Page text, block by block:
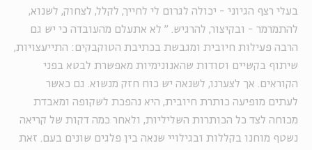
בעלי רצף הגיוני - יכולה לגרום לי לחייך, לקלל, לצחוק, לשנוא,
להתמרמר - ובקיצור, להרגיש.
" לא אתעלם מהעובדה כי יש גם
הרבה פעילות חיובית ומגבשת בכתיבת הטוקבקים: התייעצויות,
שיתוף בקשיים וסודות שהאנונימיות מאפשרת לבטא בפני
הקוראים. אך לצערנו, לשנאה יש כוח חזק מנשוא. גם כאשר
לעתים מופיעה כותרת חיובית, היא נהפכת לשקופה ומאבדת
מכוחה לצד כל הכותרות השליליות, ולאחר כמה דקות של קריאה
נשטף מוחנו בקללות ובגילויי שנאה בין פלגים שונים בעם. זאת